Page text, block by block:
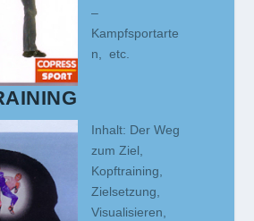
–
Kampfsportarte
n, etc.
Inhalt: Der Weg
zum Ziel,
Kopftraining,
Zielsetzung,
Visualisieren,